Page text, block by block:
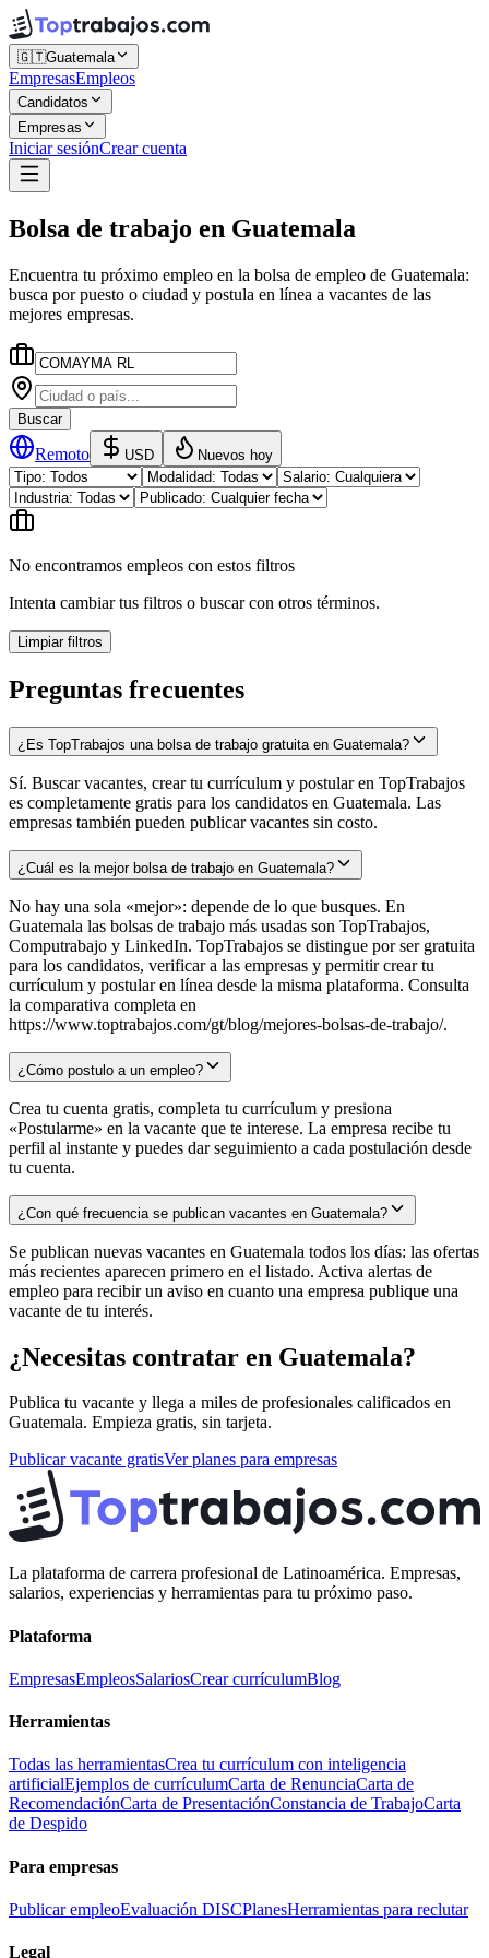
🇬🇹Guatemala
EmpresasEmpleos
Candidatos
Empresas
Iniciar sesiónCrear cuenta
Bolsa de trabajo en Guatemala
Encuentra tu próximo empleo en la bolsa de empleo de Guatemala:
busca por puesto o ciudad y postula en línea a vacantes de las
mejores empresas.
Buscar
Remoto USD Nuevos hoy
No encontramos empleos con estos filtros
Intenta cambiar tus filtros o buscar con otros términos.
Limpiar filtros
Preguntas frecuentes
¿Es TopTrabajos una bolsa de trabajo gratuita en Guatemala?
Sí. Buscar vacantes, crear tu currículum y postular en TopTrabajos
es completamente gratis para los candidatos en Guatemala. Las
empresas también pueden publicar vacantes sin costo.
¿Cuál es la mejor bolsa de trabajo en Guatemala?
No hay una sola «mejor»: depende de lo que busques. En
Guatemala las bolsas de trabajo más usadas son TopTrabajos,
Computrabajo y LinkedIn. TopTrabajos se distingue por ser gratuita
para los candidatos, verificar a las empresas y permitir crear tu
currículum y postular en línea desde la misma plataforma. Consulta
la comparativa completa en
https://www.toptrabajos.com/gt/blog/mejores-bolsas-de-trabajo/.
¿Cómo postulo a un empleo?
Crea tu cuenta gratis, completa tu currículum y presiona
«Postularme» en la vacante que te interese. La empresa recibe tu
perfil al instante y puedes dar seguimiento a cada postulación desde
tu cuenta.
¿Con qué frecuencia se publican vacantes en Guatemala?
Se publican nuevas vacantes en Guatemala todos los días: las ofertas
más recientes aparecen primero en el listado. Activa alertas de
empleo para recibir un aviso en cuanto una empresa publique una
vacante de tu interés.
¿Necesitas contratar en Guatemala?
Publica tu vacante y llega a miles de profesionales calificados en
Guatemala. Empieza gratis, sin tarjeta.
Publicar vacante gratisVer planes para empresas
La plataforma de carrera profesional de Latinoamérica. Empresas,
salarios, experiencias y herramientas para tu próximo paso.
Plataforma
EmpresasEmpleosSalariosCrear currículumBlog
Herramientas
Todas las herramientasCrea tu currículum con inteligencia
artificialEjemplos de currículumCarta de RenunciaCarta de
RecomendaciónCarta de PresentaciónConstancia de TrabajoCarta
de Despido
Para empresas
Publicar empleoEvaluación DISCPlanesHerramientas para reclutar
Legal